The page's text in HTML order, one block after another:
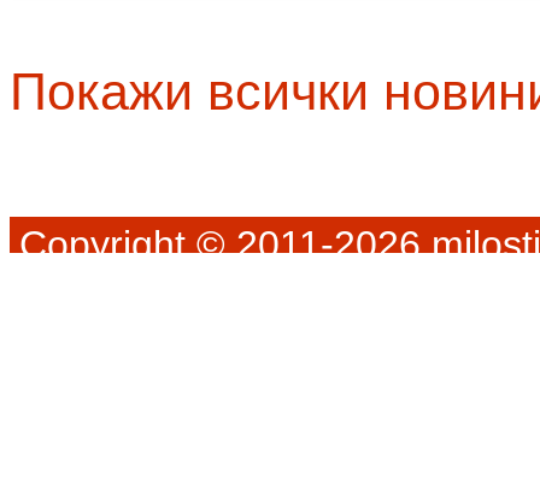
Покажи всички
Copyright © 2011-2026